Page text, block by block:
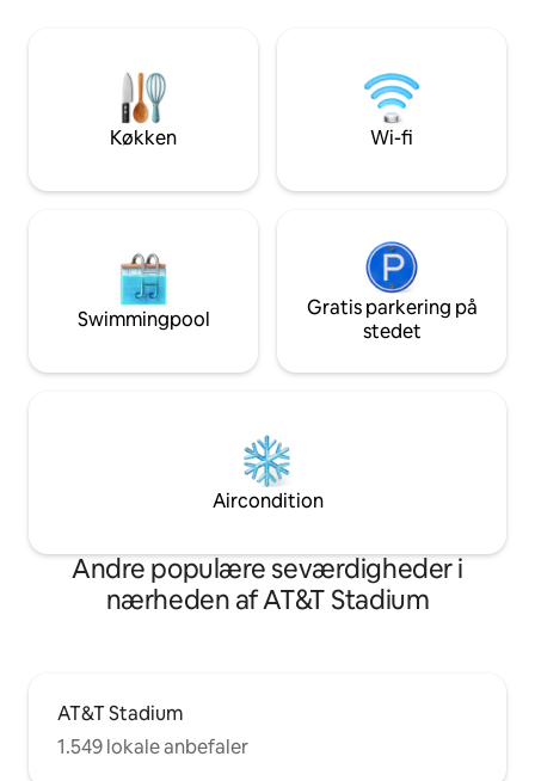
Hospital. Ideel til turister, rejsende
sygeplejersker, forretningsrejsende,
familiebesøg, eller når du har brug for et
fredeligt tilflugtssted.
parkering (6 biler)
Madras i
Køkken Wi-fi
Swimmingpool
Gratis parkering på
stedet
Aircondition
Andre populære seværdigheder i
nærheden af AT&T Stadium
AT&T Stadium
1.549 lokale anbefaler